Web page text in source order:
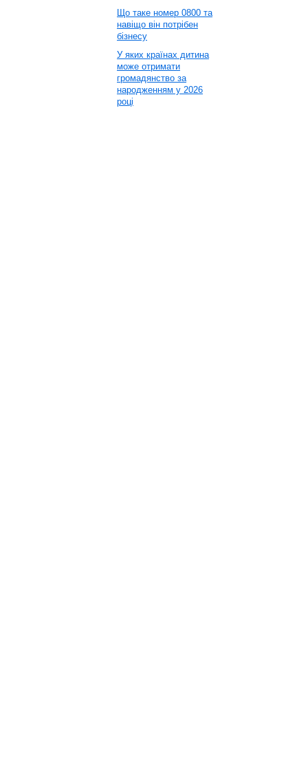
Що таке номер 0800 та
навіщо він потрібен
бізнесу
У яких країнах дитина
може отримати
громадянство за
народженням у 2026
році